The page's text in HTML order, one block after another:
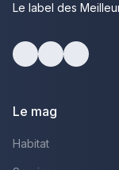
Le label des
Le mag
Habitat